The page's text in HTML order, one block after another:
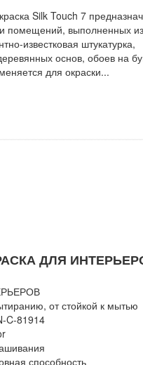
Silk Touch 7
помещений, выполненных из
известковая штукатурка,
основ, обоев на
для окраски...
ДЛЯ
от стойкой к мытью
C-81914
способность